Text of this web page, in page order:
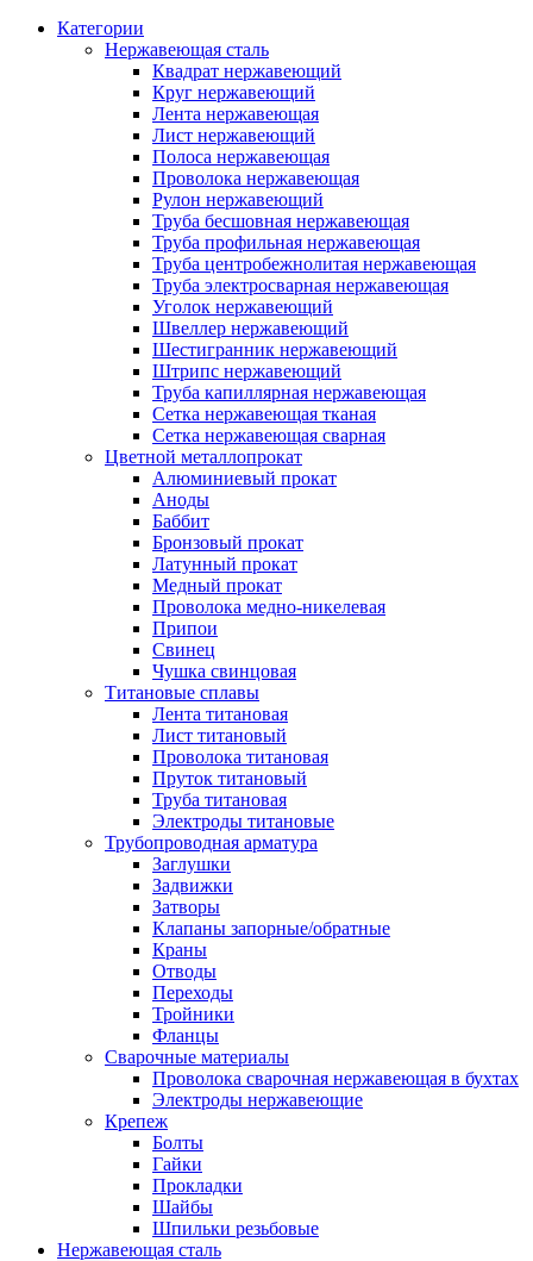
Категории
Нержавеющая сталь
Квадрат нержавеющий
Круг нержавеющий
Лента нержавеющая
Лист нержавеющий
Полоса нержавеющая
Проволока нержавеющая
Рулон нержавеющий
Труба бесшовная нержавеющая
Труба профильная нержавеющая
Труба центробежнолитая нержавеющая
Труба электросварная нержавеющая
Уголок нержавеющий
Швеллер нержавеющий
Шестигранник нержавеющий
Штрипс нержавеющий
Труба капиллярная нержавеющая
Сетка нержавеющая тканая
Сетка нержавеющая сварная
Цветной металлопрокат
Алюминиевый прокат
Аноды
Баббит
Бронзовый прокат
Латунный прокат
Медный прокат
Проволока медно-никелевая
Припои
Свинец
Чушка свинцовая
Титановые сплавы
Лента титановая
Лист титановый
Проволока титановая
Пруток титановый
Труба титановая
Электроды титановые
Трубопроводная арматура
Заглушки
Задвижки
Затворы
Клапаны запорные/обратные
Краны
Отводы
Переходы
Тройники
Фланцы
Сварочные материалы
Проволока сварочная нержавеющая в бухтах
Электроды нержавеющие
Крепеж
Болты
Гайки
Прокладки
Шайбы
Шпильки резьбовые
Нержавеющая сталь